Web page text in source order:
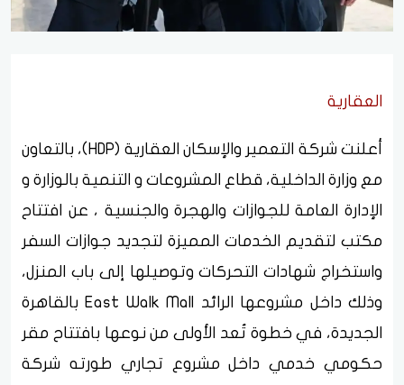
العقارية
أعلنت شركة التعمير والإسكان العقارية (HDP)، بالتعاون
مع وزارة الداخلية، قطاع المشروعات و التنمية بالوزارة و
الإدارة العامة للجوازات والهجرة والجنسية ، عن افتتاح
مكتب لتقديم الخدمات المميزة لتجديد جوازات السفر
واستخراج شهادات التحركات وتوصيلها إلى باب المنزل،
وذلك داخل مشروعها الرائد East Walk Mall بالقاهرة
الجديدة، في خطوة تُعد الأولى من نوعها بافتتاح مقر
حكومي خدمي داخل مشروع تجاري طورته شركة